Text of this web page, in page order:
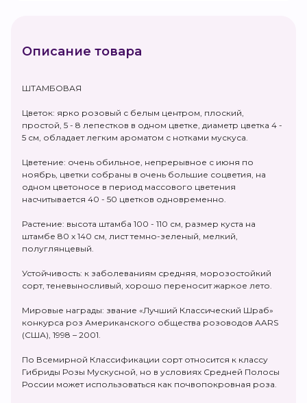
Описание товара
ШТАМБОВАЯ
Цветок: ярко розовый с белым центром, плоский,
простой, 5 - 8 лепестков в одном цветке, диаметр цветка 4 -
5 см, обладает легким ароматом с нотками мускуса.
Цветение: очень обильное, непрерывное с июня по
ноябрь, цветки собраны в очень большие соцветия, на
одном цветоносе в период массового цветения
насчитывается 40 - 50 цветков одновременно.
Растение: высота штамба 100 - 110 см, размер куста на
штамбе 80 х 140 см, лист темно-зеленый, мелкий,
полуглянцевый.
Устойчивость: к заболеваниям средняя, морозостойкий
сорт, теневыносливый, хорошо переносит жаркое лето.
Мировые награды: звание «Лучший Классический Шраб»
конкурса роз Американского общества розоводов AARS
(США), 1998 – 2001.
По Всемирной Классификации сорт относится к классу
Гибриды Розы Мускусной, но в условиях Средней Полосы
России может использоваться как почвопокровная роза.